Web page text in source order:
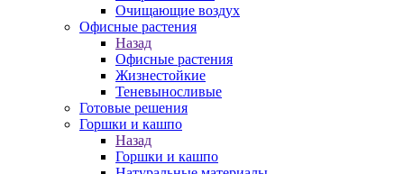
Очищающие воздух
Офисные растения
Назад
Офисные растения
Жизнестойкие
Теневыносливые
Готовые решения
Горшки и кашпо
Назад
Горшки и кашпо